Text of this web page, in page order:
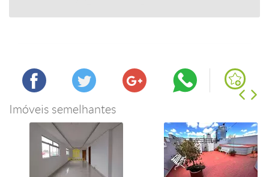
Imóveis semelhantes